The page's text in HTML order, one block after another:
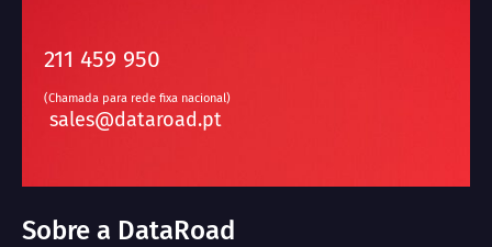
211 459 950
(Chamada para rede fixa nacional)
sales@dataroad.pt
Sobre a DataRoad